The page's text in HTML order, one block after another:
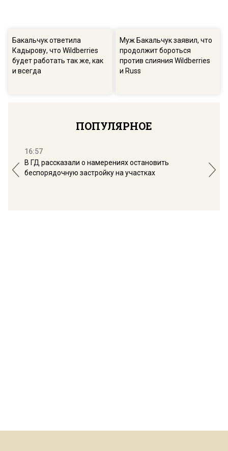
Бакальчук ответила
Кадырову, что Wildberries
будет работать так же, как
и всегда
Муж Бакальчук заявил, что
продолжит бороться
против слияния Wildberries
и Russ
ПОПУЛЯРНОЕ
16:57
В ГД рассказали о намерениях остановить
беспорядочную застройку на участках